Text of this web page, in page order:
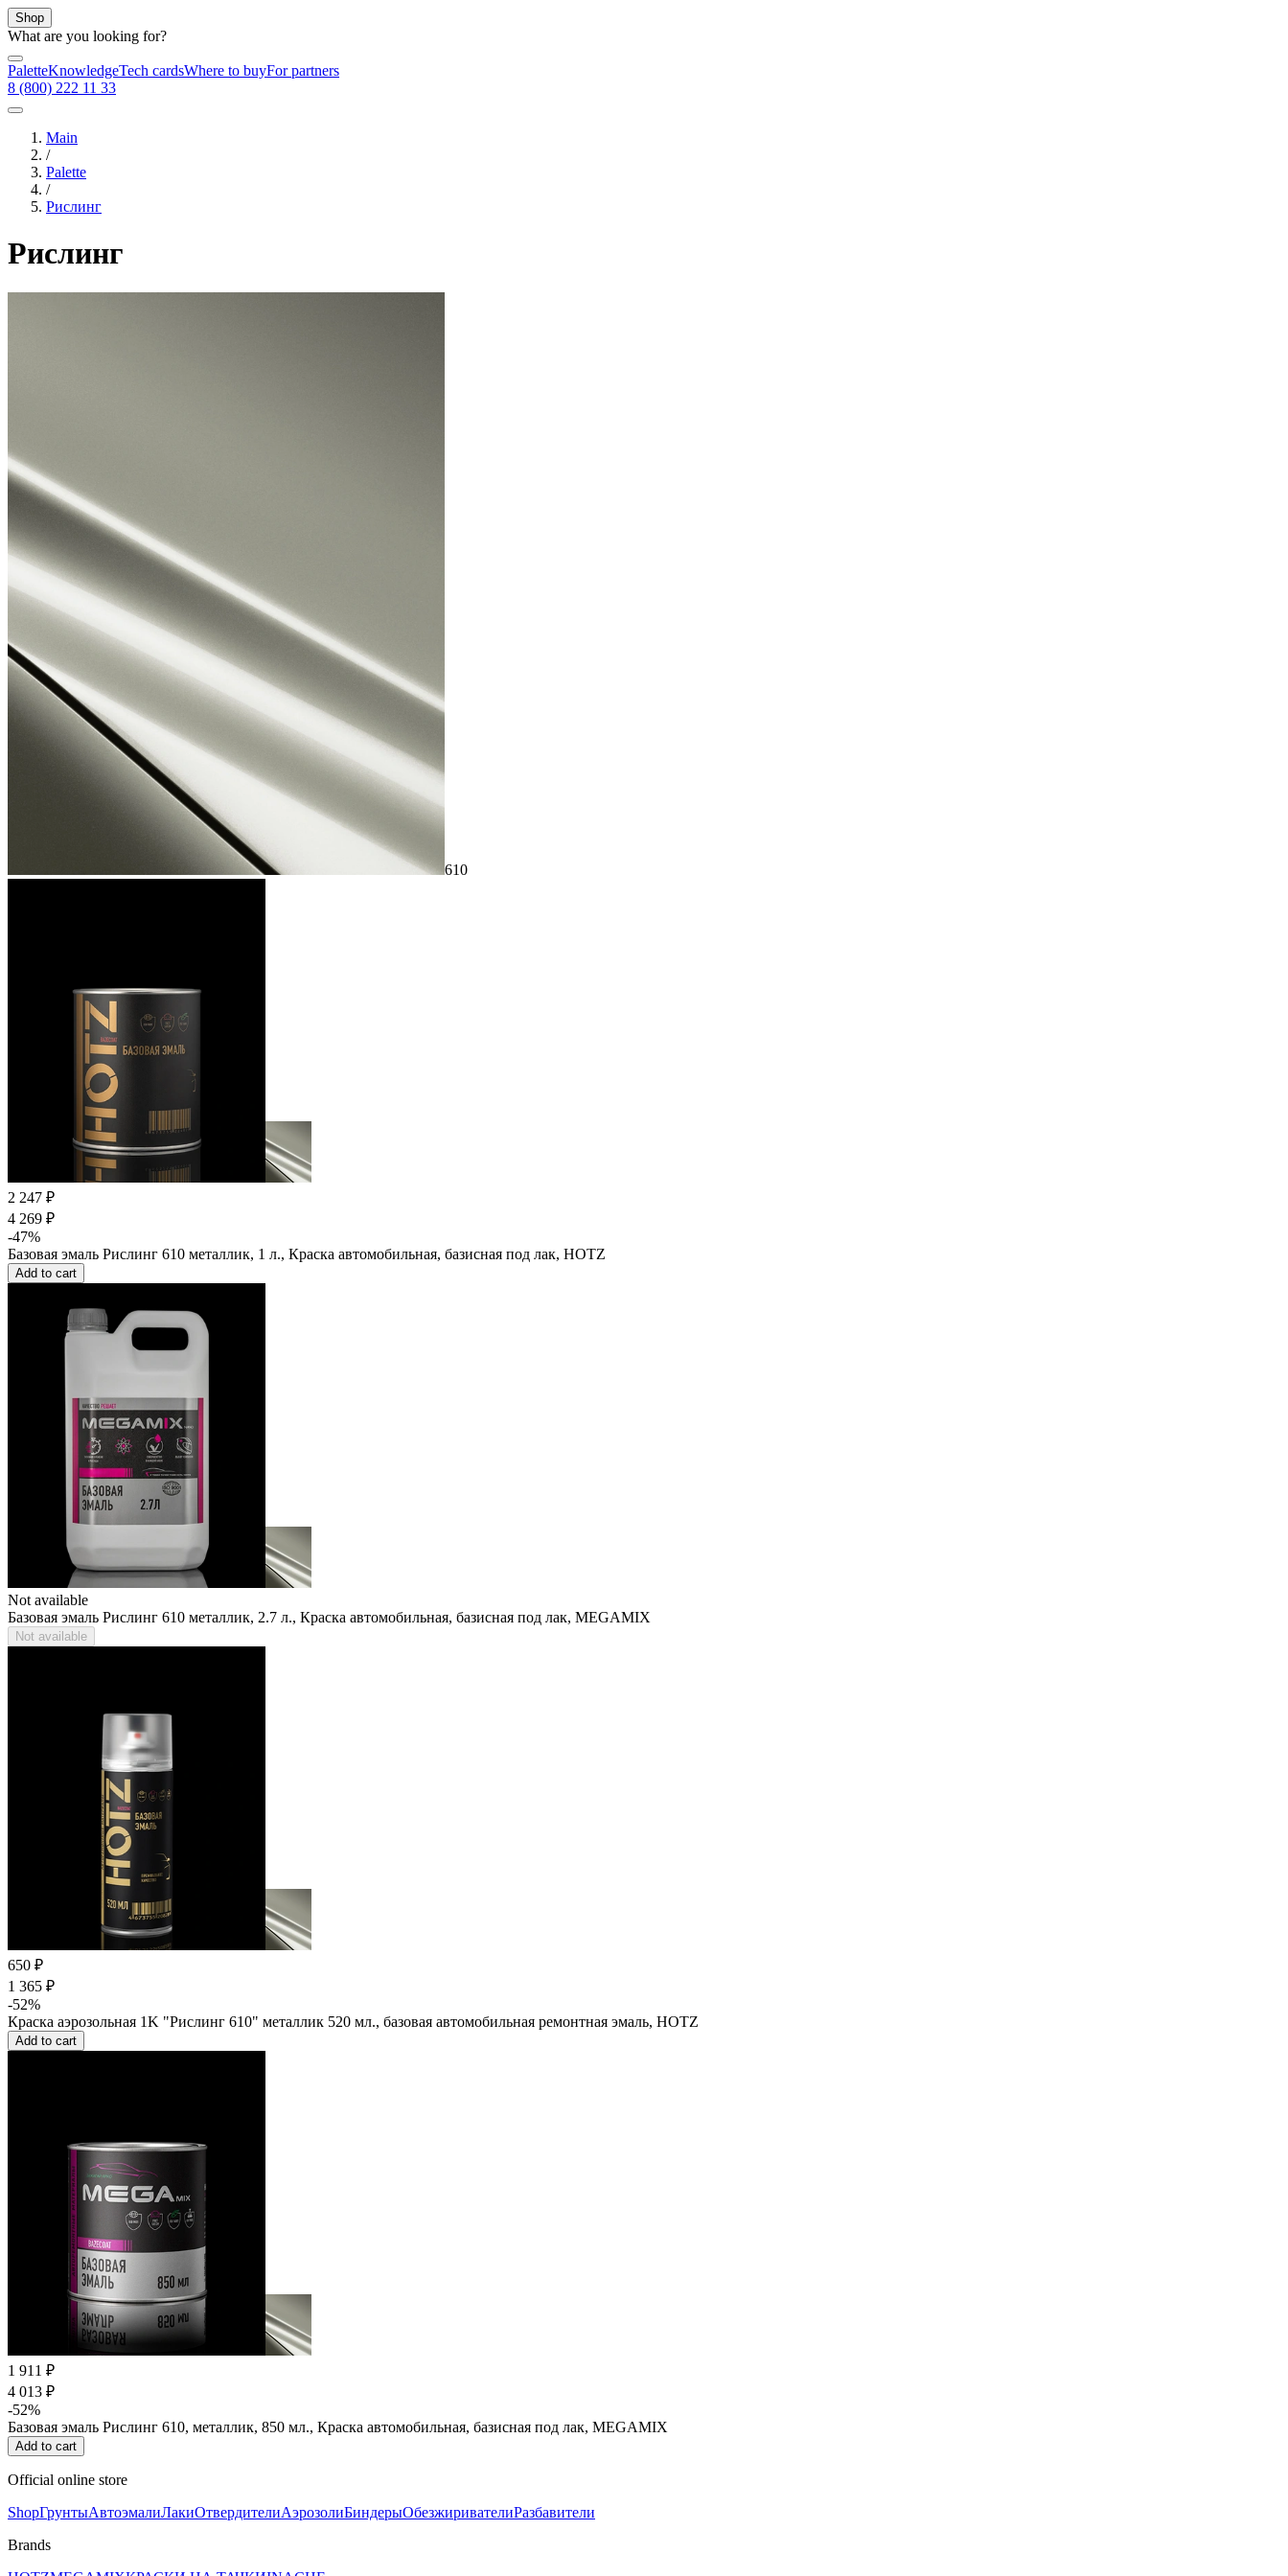
Shop
What are you looking for?
PaletteKnowledgeTech cardsWhere to buyFor partners
8 (800) 222 11 33
Main
/
Palette
/
Рислинг
Рислинг
610
2 247 ₽
4 269 ₽
-47%
Базовая эмаль Рислинг 610 металлик, 1 л., Краска автомобильная, базисная под лак, HOTZ
Add to cart
Not available
Базовая эмаль Рислинг 610 металлик, 2.7 л., Краска автомобильная, базисная под лак, MEGAMIX
Not available
650 ₽
1 365 ₽
-52%
Краска аэрозольная 1K "Рислинг 610" металлик 520 мл., базовая автомобильная ремонтная эмаль, HOTZ
Add to cart
1 911 ₽
4 013 ₽
-52%
Базовая эмаль Рислинг 610, металлик, 850 мл., Краска автомобильная, базисная под лак, MEGAMIX
Add to cart
Official online store
ShopГрунтыАвтоэмалиЛакиОтвердителиАэрозолиБиндерыОбезжиривателиРазбавители
Brands